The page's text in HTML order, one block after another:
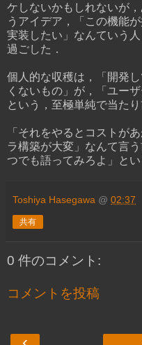
ケしないかもしれないが
うアイデア，「この機能
実装したい」なんていう
過ごした．
個人的な収穫は，「開発
くないもの」が，「ユー
という，至極単純で当た
「それをやるとコストが
ラ構築が大変」なんて言
つでも語ってみろよ」とい
Toshiya Hasegawa @ 02:37
共有
0 件のコメント:
コメントを投稿